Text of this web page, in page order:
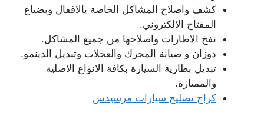
كشف واصلاح المشاكل الخاصة بالاقفال وبضياع
المفتاح الالكتروني.
نفخ الاطارات واصلاحها من جميع المشاكل.
دوزان و صيانة المحرك والعجلات وتبديل الدينمو.
تبديل بطارية السيارة بكافة الانواع الاصلية
والممتازة.
كراج تصليح سيارات مرسيدس